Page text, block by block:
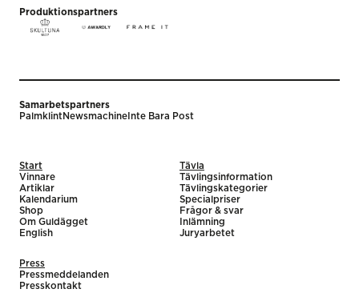
Produktionspartners
Samarbetspartners
PalmklintNewsmachine Inte Bara Post
Start
Vinnare
Artiklar
Kalendarium
Shop
Om Guldägget
English
Tävla
Tävlingsinformation
Tävlingskategorier
Specialpriser
Frågor & svar
Inlämning
Juryarbetet
Press
Pressmeddelanden
Presskontakt